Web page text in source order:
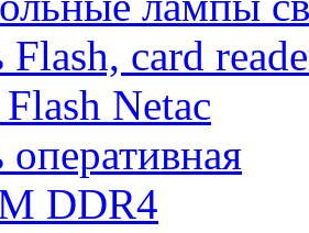
card
Netac
DDR4